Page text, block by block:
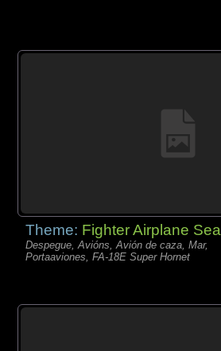
Theme: Fighter Airplane Sea
Despegue, Avións, Avión de caza, Mar,
Portaaviones, FA-18E Super Hornet